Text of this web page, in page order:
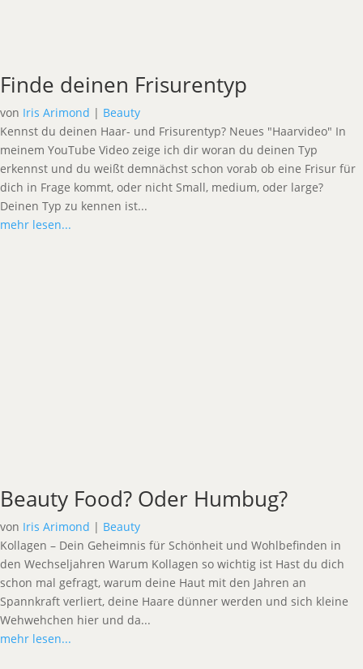
Finde deinen Frisurentyp
von Iris Arimond | Beauty
Kennst du deinen Haar- und Frisurentyp? Neues "Haarvideo" In
meinem YouTube Video zeige ich dir woran du deinen Typ
erkennst und du weißt demnächst schon vorab ob eine Frisur für
dich in Frage kommt, oder nicht Small, medium, oder large?
Deinen Typ zu kennen ist...
mehr lesen...
Beauty Food? Oder Humbug?
von Iris Arimond | Beauty
Kollagen – Dein Geheimnis für Schönheit und Wohlbefinden in
den Wechseljahren Warum Kollagen so wichtig ist Hast du dich
schon mal gefragt, warum deine Haut mit den Jahren an
Spannkraft verliert, deine Haare dünner werden und sich kleine
Wehwehchen hier und da...
mehr lesen...